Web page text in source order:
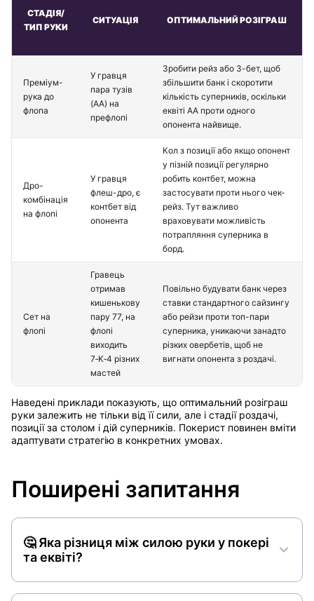
СТАДІЯ/
ТИП РУКИ
СИТУАЦІЯ ОПТИМАЛЬНИЙ РОЗІГРАШ
Преміум-
рука до
флопа
У гравця
пара тузів
(AA) на
префлопі
Зробити рейз або 3-бет, щоб
збільшити банк і скоротити
кількість суперників, оскільки
еквіті AA проти одного
опонента найвище.
Дро-
комбінація
на флопі
У гравця
флеш-дро, є
контбет від
опонента
Кол з позиції або якщо опонент
у пізній позиції регулярно
робить контбет, можна
застосувати проти нього чек-
рейз. Тут важливо
враховувати можливість
потрапляння суперника в
борд.
Сет на
флопі
Гравець
отримав
кишенькову
пару 77, на
флопі
виходить
7‑K‑4 різних
мастей
Повільно будувати банк через
ставки стандартного сайзингу
або рейзи проти топ-пари
суперника, уникаючи занадто
різких овербетів, щоб не
вигнати опонента з роздачі.
Наведені приклади показують, що оптимальний розіграш
руки залежить не тільки від її сили, але і стадії роздачі,
позиції за столом і дій суперників. Покерист повинен вміти
адаптувати стратегію в конкретних умовах.
Поширені запитання
🤔 Яка різниця між силою руки у покері
та еквіті?